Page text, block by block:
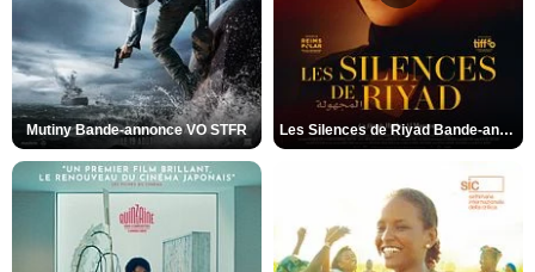
Mutiny Bande-annonce VO STFR Les Silences de Riyad Bande-annonce VO STFR